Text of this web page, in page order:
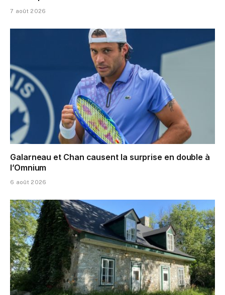
7 août 2026
Galarneau et Chan causent la surprise en double à
l’Omnium
6 août 2026